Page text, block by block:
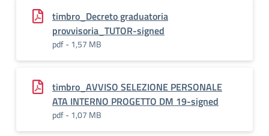
timbro_Decreto graduatoria
provvisoria_TUTOR-signed
pdf - 1,57 MB
timbro_AVVISO SELEZIONE PERSONALE
ATA INTERNO PROGETTO DM 19-signed
pdf - 1,07 MB